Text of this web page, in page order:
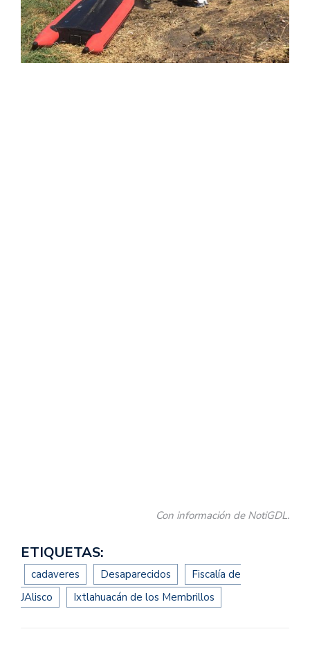
Con información de NotiGDL.
ETIQUETAS:
cadaveres Desaparecidos
Fiscalía de
JAlisco
Ixtlahuacán de los Membrillos